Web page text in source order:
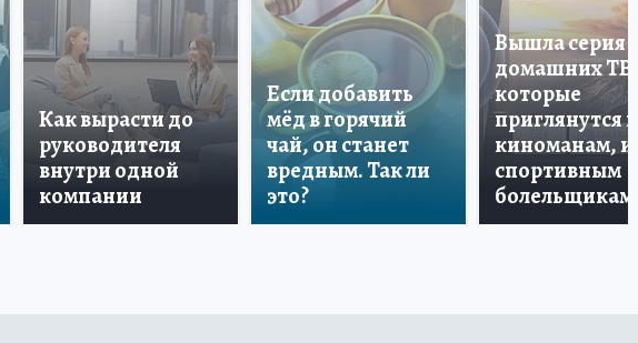
Как вырасти до
руководителя
внутри одной
компании
Если добавить
мёд в горячий
чай, он станет
вредным. Так ли
это?
Вышла серия
домашних ТВ,
которые
приглянутся и
киноманам, и
спортивным
болельщикам